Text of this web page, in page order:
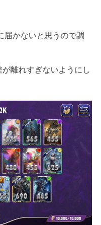
届かないと思うので調
離れすぎないようにし